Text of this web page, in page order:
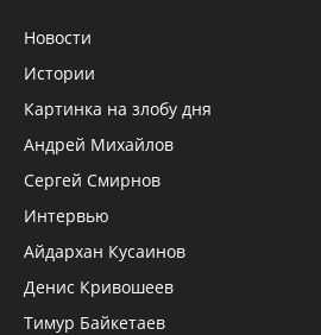
Новости
Истории
Картинка на злобу дня
Андрей Михайлов
Сергей Смирнов
Интервью
Айдархан Кусаинов
Денис Кривошеев
Тимур Байкетаев